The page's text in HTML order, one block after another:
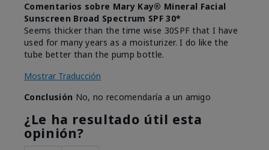
Comentarios sobre Mary Kay® Mineral Facial
Sunscreen Broad Spectrum SPF 30*
Seems thicker than the time wise 30SPF that I have
used for many years as a moisturizer. I do like the
tube better than the pump bottle.
Mostrar Traducción
Conclusión No, no recomendaría a un amigo
¿Le ha resultado útil esta
opinión?